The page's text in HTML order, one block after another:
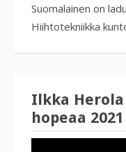
Suomalainen on
Hiihtotekniikka
Ilkka
hopeaa 2021